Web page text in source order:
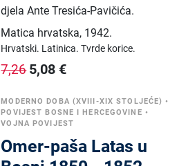
djela Ante Tresića-Pavičića.
Matica hrvatska, 1942.
Hrvatski. Latinica.Tvrde korice.
7,26 5,08 €
MODERNO DOBA (XVIII-XIX STOLJEĆE) •
POVIJEST BOSNE I HERCEGOVINE •
VOJNA POVIJEST
Omer-paša Latas u